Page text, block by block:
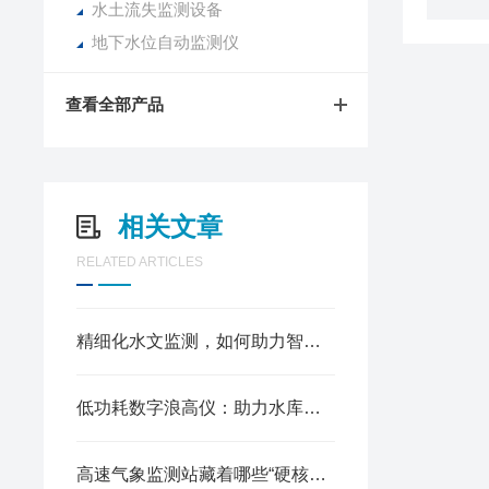
水土流失监测设备
地下水位自动监测仪
查看全部产品
相关文章
RELATED ARTICLES
精细化水文监测，如何助力智慧水域管理落地
低功耗数字浪高仪：助力水库防汛监测智能化升级
高速气象监测站藏着哪些“硬核零件”？拆开看它的运行密码